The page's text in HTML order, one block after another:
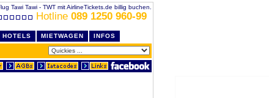
Tawi Tawi - TWT mit AirlineTickets.de billig buchen.
Hotline 089 1250 960-99
HOTELS MIETWAGEN INFOS